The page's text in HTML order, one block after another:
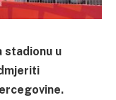
stadionu u